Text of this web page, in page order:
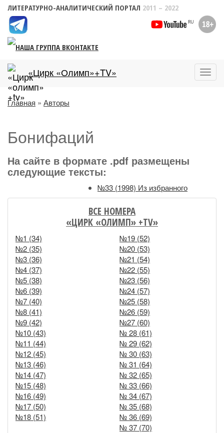
ЛИТЕРАТУРНО-АНАЛИТИЧЕСКИЙ ПОРТАЛ 2011 – 2022
меню
«Цирк «Олимп»+TV»
Главная » Авторы
Бонифаций
На сайте в формате .pdf размещены
следующие тексты:
№33 (1998) Из избранного
ВСЕ НОМЕРА
«ЦИРК «ОЛИМП» +TV»
№1 (34)
№2 (35)
№3 (36)
№4 (37)
№5 (38)
№6 (39)
№7 (40)
№8 (41)
№9 (42)
№10 (43)
№11 (44)
№12 (45)
№13 (46)
№14 (47)
№15 (48)
№16 (49)
№17 (50)
№18 (51)
№19 (52)
№20 (53)
№21 (54)
№22 (55)
№23 (56)
№24 (57)
№25 (58)
№26 (59)
№27 (60)
№ 28 (61)
№ 29 (62)
№ 30 (63)
№ 31 (64)
№ 32 (65)
№ 33 (66)
№ 34 (67)
№ 35 (68)
№ 36 (69)
№ 37 (70)